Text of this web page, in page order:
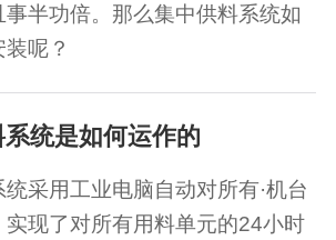
半功倍。那么集中供料系统如
呢？
统是如何运作的
采用工业电脑自动对所有·机台
现了对所有用料单元的24小时